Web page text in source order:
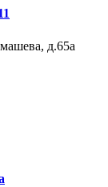
д.65а